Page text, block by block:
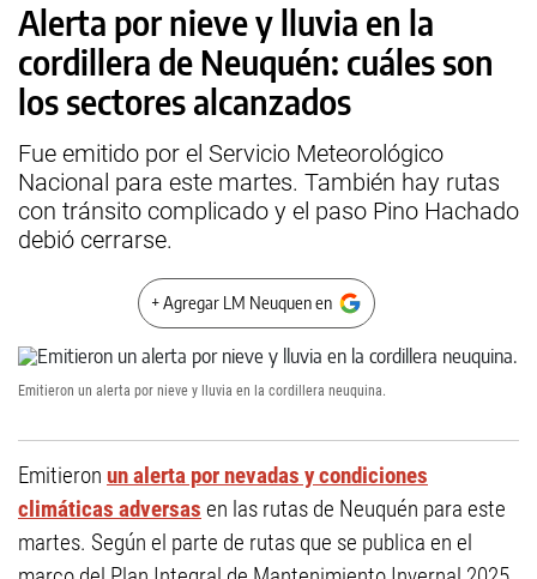
Alerta por nieve y lluvia en la
cordillera de Neuquén: cuáles son
los sectores alcanzados
Fue emitido por el Servicio Meteorológico
Nacional para este martes. También hay rutas
con tránsito complicado y el paso Pino Hachado
debió cerrarse.
+ Agregar LM Neuquen en
Emitieron un alerta por nieve y lluvia en la cordillera neuquina.
Emitieron un alerta por nevadas y condiciones
climáticas adversas en las rutas de Neuquén para este
martes. Según el parte de rutas que se publica en el